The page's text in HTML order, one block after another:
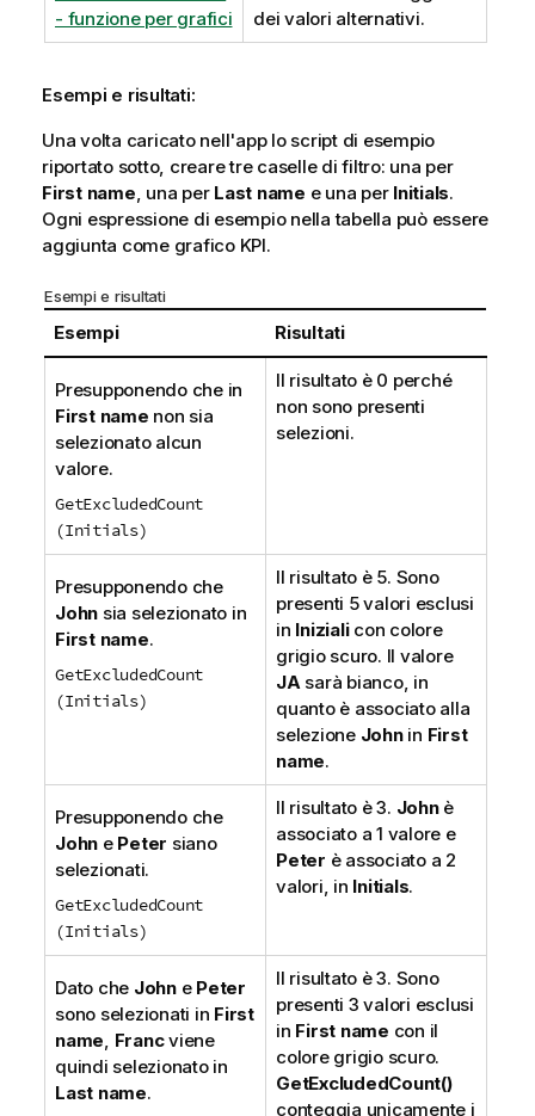
- funzione per grafici
dei valori alternativi.
Esempi e risultati:
Una volta caricato nell'app lo script di esempio
riportato sotto, creare tre caselle di filtro: una per
First name , una per Last name e una per Initials.
Ogni espressione di esempio nella tabella può essere
aggiunta come grafico KPI.
Esempi e risultati
Esempi Risultati
Presupponendo che in
First name non sia
selezionato alcun
valore.
GetExcludedCount
(Initials)
Il risultato è 0 perché
non sono presenti
selezioni.
Presupponendo che
John sia selezionato in
First name.
GetExcludedCount
(Initials)
Il risultato è 5. Sono
presenti 5 valori esclusi
in Inizialicon colore
grigio scuro. Il valore
JA sarà bianco, in
quanto è associato alla
selezione Johnin First
name.
Presupponendo che
John e Peter siano
selezionati.
GetExcludedCount
(Initials)
Il risultato è 3. Johnè
associato a 1 valore e
Peter è associato a 2
valori, in Initials.
Dato che Johne Peter
sono selezionati in First
name Francviene
quindi selezionato in
Last name.
Il risultato è 3. Sono
presenti 3 valori esclusi
in First name con il
colore grigio scuro.
GetExcludedCount()
conteggia unicamente i